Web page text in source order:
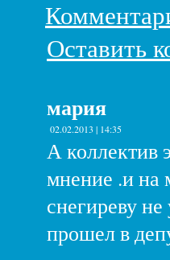
Оставить
мария
02.02.2013 | 14:35
А коллектив
мнение .и на
снегиреву
прошел в